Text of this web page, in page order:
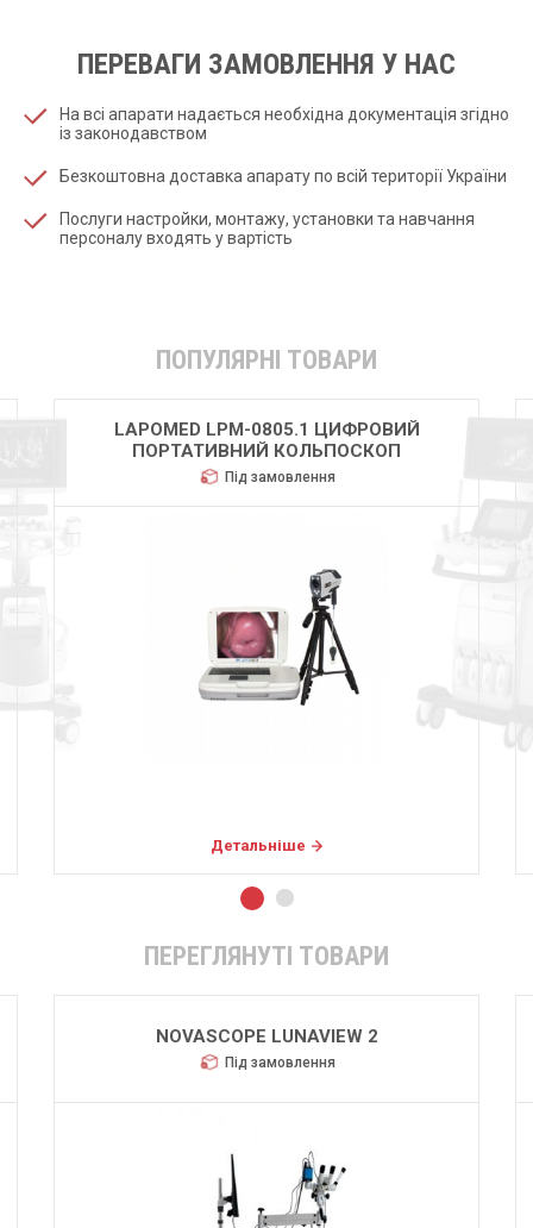
ПЕРЕВАГИ ЗАМОВЛЕННЯ У НАС
На всі апарати надається необхідна документація згідно
із законодавством
Безкоштовна доставка апарату по всій території України
Послуги настройки, монтажу, установки та навчання
персоналу входять у вартість
ПОПУЛЯРНІ ТОВАРИ
LAPOMED LPM-0805.1 ЦИФРОВИЙ
ПОРТАТИВНИЙ КОЛЬПОСКОП
Під замовлення
Детальніше
ПЕРЕГЛЯНУТІ ТОВАРИ
NOVASCOPE LUNAVIEW 2
Під замовлення